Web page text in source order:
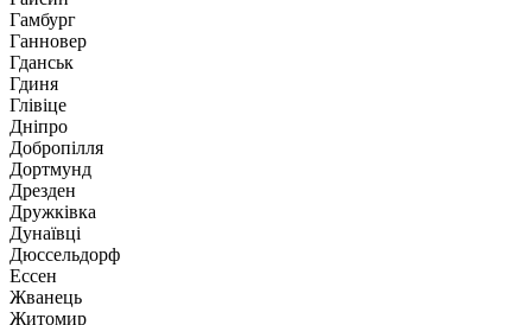
Гамбург
Ганновер
Гданськ
Гдиня
Глівіце
Дніпро
Добропілля
Дортмунд
Дрезден
Дружківка
Дунаївці
Дюссельдорф
Ессен
Жванець
Житомир